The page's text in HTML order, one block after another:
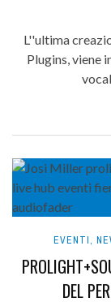
L''ultima
Plugins, viene
EVENTI,
DEL